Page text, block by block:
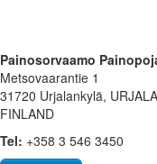
Painosorvaamo
Metsovaarantie 1
31720 Urjalankylä, URJALA
FINLAND
Tel: +358 3 546 3450